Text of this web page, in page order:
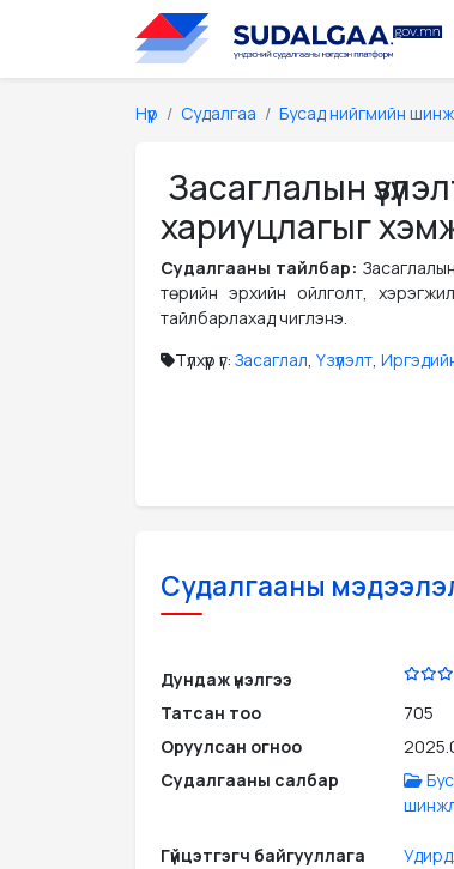
Нүүр Судалгаа Бусад нийгмийн
Засаглалын
хариуцлагыг
Судалгааны тайлбар:
төрийн эрхийн ойлголт,
тайлбарлахад чиглэнэ.
Түлхүүр үг: Засаглал, Үзүүлэлт,
Судалгааны
Дундаж үнэлгээ
Татсан тоо
705
Оруулсан огноо
Судалгааны салбар
Гүйцэтгэгч байгууллага